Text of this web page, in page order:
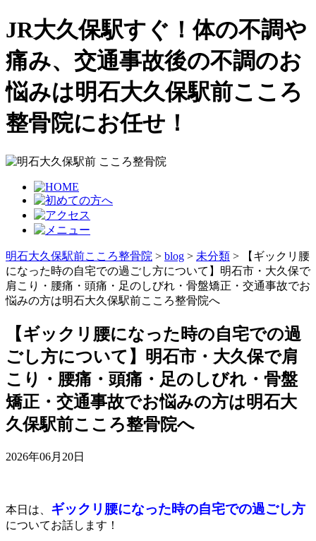
JR大久保駅すぐ！体の不調や
痛み、交通事故後の不調のお
悩みは明石大久保駅前こころ
整骨院にお任せ！
明石大久保駅前こころ整骨院 > blog > 未分類 >
【ギックリ腰
になった時の自宅での過ごし方について】明石市・大久保で
肩こり・腰痛・頭痛・足のしびれ・骨盤矯正・交通事故でお
悩みの方は明石大久保駅前こころ整骨院へ
【ギックリ腰になった時の自宅での過
ごし方について】明石市・大久保で肩
こり・腰痛・頭痛・足のしびれ・骨盤
矯正・交通事故でお悩みの方は明石大
久保駅前こころ整骨院へ
2026年06月20日
本日は、 ギックリ腰になった時の自宅での過ごし方
についてお話します！